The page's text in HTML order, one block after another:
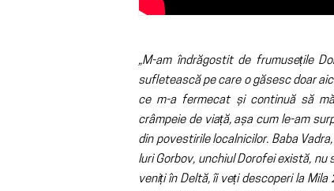
„M-am îndrăgostit de frumusețile
sufletească pe care o găsesc doar
ce m-a fermecat și continuă să
crâmpeie de viață, așa cum le-am
din povestirile localnicilor. Baba
Iuri Gorbov, unchiul Dorofei există,
veniți în Deltă, îi veți descoperi la Mila